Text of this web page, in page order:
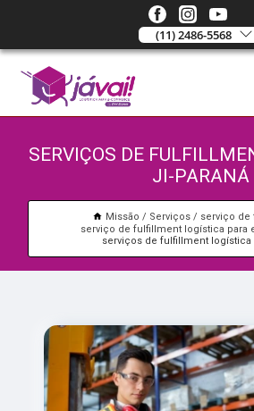
(11) 2486-5568
SERVIÇOS DE
JI-PARANÁ
Missão Serviços
serviço
serviço de fulfillment logística para
serviços de fulfillment logística